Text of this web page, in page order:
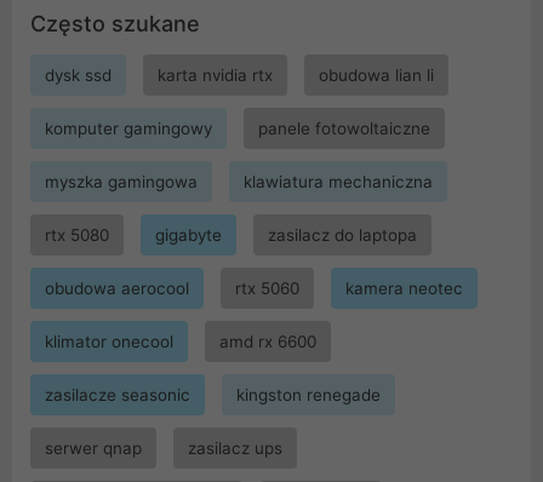
Często szukane
dysk ssd karta nvidia rtx obudowa lian li
komputer gamingowy panele fotowoltaiczne
myszka gamingowa klawiatura mechaniczna
rtx 5080 gigabyte zasilacz do laptopa
obudowa aerocool rtx 5060 kamera neotec
klimator onecool amd rx 6600
zasilacze seasonic kingston renegade
serwer qnap zasilacz ups